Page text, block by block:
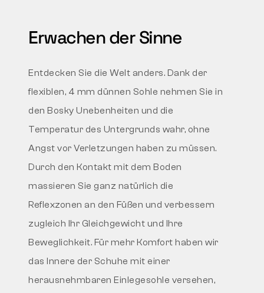
Erwachen der Sinne
Entdecken Sie die Welt anders. Dank der
flexiblen, 4 mm dünnen Sohle nehmen Sie in
den Bosky Unebenheiten und die
Temperatur des Untergrunds wahr, ohne
Angst vor Verletzungen haben zu müssen.
Durch den Kontakt mit dem Boden
massieren Sie ganz natürlich die
Reflexzonen an den Füßen und verbessern
zugleich Ihr Gleichgewicht und Ihre
Beweglichkeit. Für mehr Komfort haben wir
das Innere der Schuhe mit einer
herausnehmbaren Einlegesohle versehen,